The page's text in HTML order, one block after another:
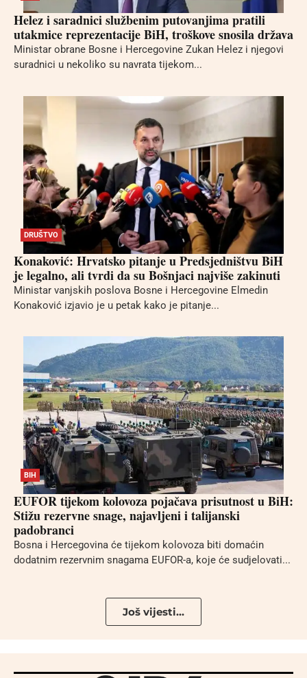
Helez i saradnici službenim putovanjima pratili
utakmice reprezentacije BiH, troškove snosila država
Ministar obrane Bosne i Hercegovine Zukan Helez i njegovi
suradnici u nekoliko su navrata tijekom...
DRUŠTVO
Konaković: Hrvatsko pitanje u Predsjedništvu BiH
je legalno, ali tvrdi da su Bošnjaci najviše zakinuti
Ministar vanjskih poslova Bosne i Hercegovine Elmedin
Konaković izjavio je u petak kako je pitanje...
BIH
EUFOR tijekom kolovoza pojačava prisutnost u BiH:
Stižu rezervne snage, najavljeni i talijanski
padobranci
Bosna i Hercegovina će tijekom kolovoza biti domaćin
dodatnim rezervnim snagama EUFOR-a, koje će sudjelovati...
Još vijesti...